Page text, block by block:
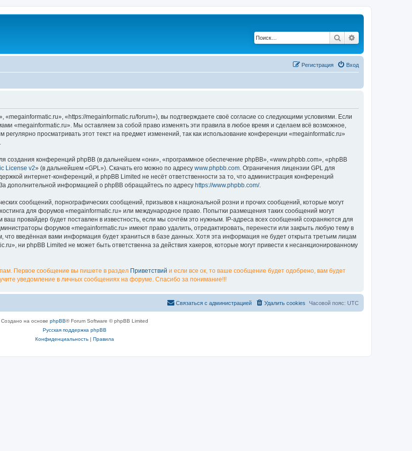
Поиск
Вход
Регистрация
«https://megainformatic.ru/forum»), вы подтверждаете своё согласие со следующими условиями. Если
«megainformatic.ru». Мы оставляем за собой право изменять эти правила в любое время и сделаем всё возможное,
просматривать этот текст на предмет изменений, так как использование конференции «megainformatic.ru»
конференций phpBB (в дальнейшем «они», «программное обеспечение phpBB», «www.phpbb.com», «phpBB
License v2» (в дальнейшем «GPL»). Скачать его можно по адресу www.phpbb.com . Ограничения лицензии GPL для
интернет-конференций, и phpBB Limited не несёт ответственности за то, что администрация конференций
дополнительной информацией о phpBB обращайтесь по адресу https://www.phpbb.com/.
сообщений, порнографических сообщений, призывов к национальной розни и прочих сообщений, которые могут
для форумов «megainformatic.ru» или международное право. Попытки размещения таких сообщений могут
провайдер будет поставлен в известность, если мы сочтём это нужным. IP-адреса всех сообщений сохраняются для
форумов «megainformatic.ru» имеют право удалить, отредактировать, перенести или закрыть любую тему в
что введённая вами информация будет храниться в базе данных. Хотя эта информация не будет открыта третьим лицам
ни phpBB Limited не может быть ответственна за действия хакеров, которые могут привести к несанкционированному
Первое сообщение вы пишете в раздел Приветствий и если все ок, то ваше сообщение будет одобрено, вам будет
уведомление в личных сообщениях на форуме. Спасибо за понимание!!!
Часовой пояс: UTC
Удалить cookies
Связаться с администрацией
Создано на основе phpBB® Forum Software © phpBB Limited
Русская поддержка phpBB
Конфиденциальность| Правила